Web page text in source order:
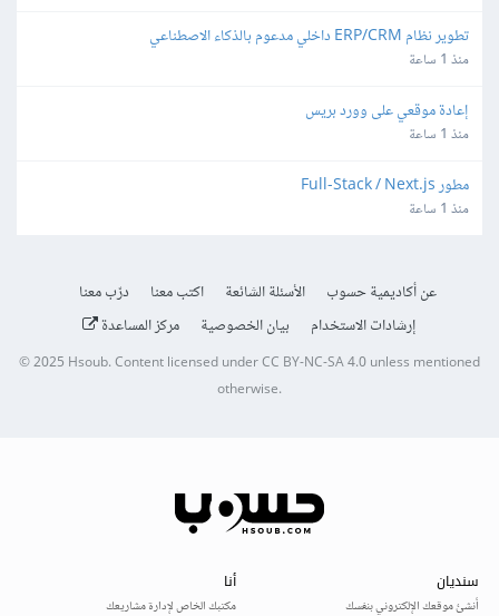
تطوير نظام ERP/CRM داخلي مدعوم بالذكاء الاصطناعي
منذ 1 ساعة
إعادة موقعي على وورد بريس
منذ 1 ساعة
مطور Full-Stack / Next.js
منذ 1 ساعة
عن أكاديمية حسوب الأسئلة الشائعة اكتب معنا
درّب معنا
إرشادات الاستخدام
بيان الخصوصية مركز المساعدة
© 2025 Hsoub.Content licensed underCC BY-NC-SA 4.0unless mentioned
otherwise.